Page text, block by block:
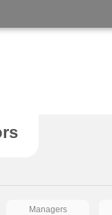
Managers